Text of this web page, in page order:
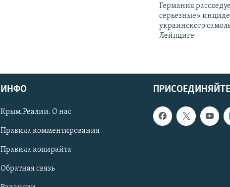
Германия
серьезные»
украинского
Лейпциге
ИНФО
Крым.Реалии. О нас
Правила комментирования
Правила копирайта
Обратная связь